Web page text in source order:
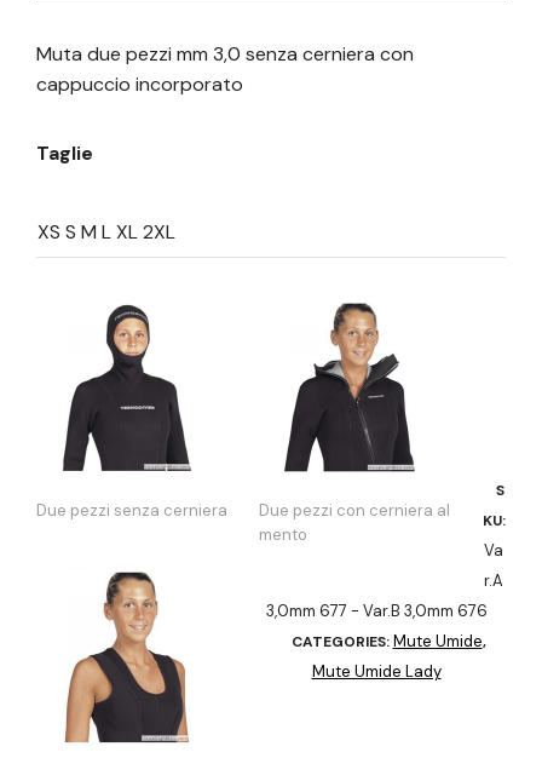
Muta due pezzi mm 3,0 senza cerniera con
cappuccio incorporato
Taglie
XS S M L XL 2XL
Due pezzi senza cerniera
Due pezzi con cerniera al
mento
S
KU:
Va
r.A
3,0mm 677 - Var.B 3,0mm 676
CATEGORIES:Mute Umide,
Mute Umide Lady